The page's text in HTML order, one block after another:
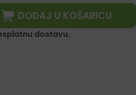
DODAJ U KOŠARICU
dostavu.